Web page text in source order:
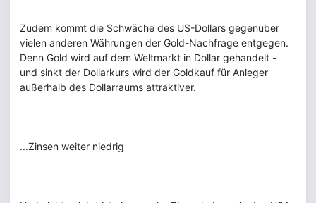
Zudem kommt die Schwäche des US-Dollars gegenüber
vielen anderen Währungen der Gold-Nachfrage entgegen.
Denn Gold wird auf dem Weltmarkt in Dollar gehandelt -
und sinkt der Dollarkurs wird der Goldkauf für Anleger
außerhalb des Dollarraums attraktiver.
...Zinsen weiter niedrig